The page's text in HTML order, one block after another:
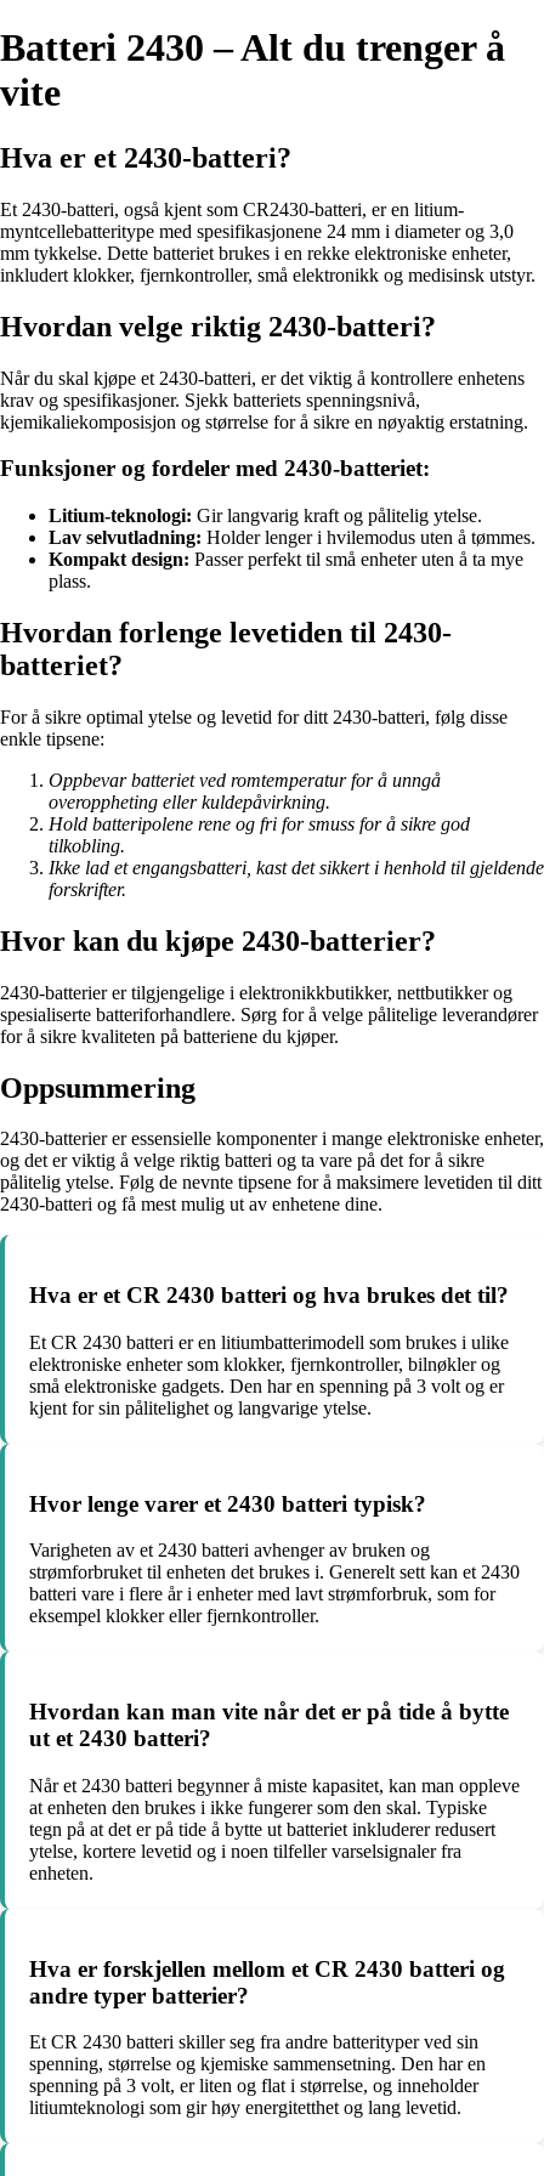
Batteri 2430 – Alt du trenger å
vite
Hva er et 2430-batteri?
Et 2430-batteri, også kjent som CR2430-batteri, er en litium-
myntcellebatteritype med spesifikasjonene 24 mm i diameter og 3,0
mm tykkelse. Dette batteriet brukes i en rekke elektroniske enheter,
inkludert klokker, fjernkontroller, små elektronikk og medisinsk utstyr.
Hvordan velge riktig 2430-batteri?
Når du skal kjøpe et 2430-batteri, er det viktig å kontrollere enhetens
krav og spesifikasjoner. Sjekk batteriets spenningsnivå,
kjemikaliekomposisjon og størrelse for å sikre en nøyaktig erstatning.
Funksjoner og fordeler med 2430-batteriet:
Litium-teknologi: Gir langvarig kraft og pålitelig ytelse.
Lav selvutladning: Holder lenger i hvilemodus uten å tømmes.
Kompakt design: Passer perfekt til små enheter uten å ta mye
plass.
Hvordan forlenge levetiden til 2430-
batteriet?
For å sikre optimal ytelse og levetid for ditt 2430-batteri, følg disse
enkle tipsene:
Oppbevar batteriet ved romtemperatur for å unngå
overoppheting eller kuldepåvirkning.
Hold batteripolene rene og fri for smuss for å sikre god
tilkobling.
Ikke lad et engangsbatteri, kast det sikkert i henhold til gjeldende
forskrifter.
Hvor kan du kjøpe 2430-batterier?
2430-batterier er tilgjengelige i elektronikkbutikker, nettbutikker og
spesialiserte batteriforhandlere. Sørg for å velge pålitelige leverandører
for å sikre kvaliteten på batteriene du kjøper.
Oppsummering
2430-batterier er essensielle komponenter i mange elektroniske enheter,
og det er viktig å velge riktig batteri og ta vare på det for å sikre
pålitelig ytelse. Følg de nevnte tipsene for å maksimere levetiden til ditt
2430-batteri og få mest mulig ut av enhetene dine.
Hva er et CR 2430 batteri og hva brukes det til?
Et CR 2430 batteri er en litiumbatterimodell som brukes i ulike
elektroniske enheter som klokker, fjernkontroller, bilnøkler og
små elektroniske gadgets. Den har en spenning på 3 volt og er
kjent for sin pålitelighet og langvarige ytelse.
Hvor lenge varer et 2430 batteri typisk?
Varigheten av et 2430 batteri avhenger av bruken og
strømforbruket til enheten det brukes i. Generelt sett kan et 2430
batteri vare i flere år i enheter med lavt strømforbruk, som for
eksempel klokker eller fjernkontroller.
Hvordan kan man vite når det er på tide å bytte
ut et 2430 batteri?
Når et 2430 batteri begynner å miste kapasitet, kan man oppleve
at enheten den brukes i ikke fungerer som den skal. Typiske
tegn på at det er på tide å bytte ut batteriet inkluderer redusert
ytelse, kortere levetid og i noen tilfeller varselsignaler fra
enheten.
Hva er forskjellen mellom et CR 2430 batteri og
andre typer batterier?
Et CR 2430 batteri skiller seg fra andre batterityper ved sin
spenning, størrelse og kjemiske sammensetning. Den har en
spenning på 3 volt, er liten og flat i størrelse, og inneholder
litiumteknologi som gir høy energitetthet og lang levetid.